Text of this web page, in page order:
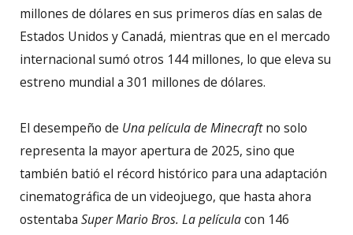
millones de dólares en sus primeros días en salas de
Estados Unidos y Canadá, mientras que en el mercado
internacional sumó otros 144 millones, lo que eleva su
estreno mundial a 301 millones de dólares.
El desempeño de Una película de Minecraftno solo
representa la mayor apertura de 2025, sino que
también batió el récord histórico para una adaptación
cinematográfica de un videojuego, que hasta ahora
ostentaba Super Mario Bros. La películacon 146